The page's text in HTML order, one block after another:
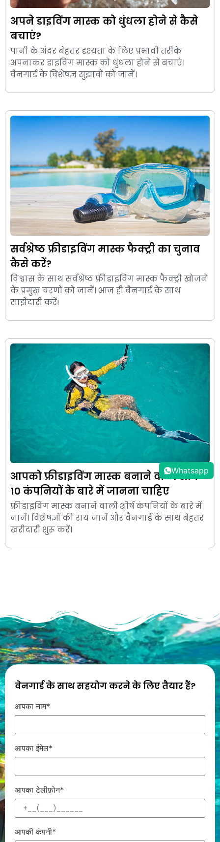
अपने डाइविंग मास्क को धुंधला होने से कैसे
बचाएं?
पानी के अंदर बेहतर दृश्यता के लिए प्रभावी तरीके
अपनाकर डाइविंग मास्क को धुंधला होने से बचाएं।
वैनगार्ड के विशेषज्ञ सुझावों को जानें।
सर्वश्रेष्ठ फ्रीडाइविंग मास्क फैक्ट्री का चुनाव
कैसे करें?
विश्वास के साथ सर्वश्रेष्ठ फ्रीडाइविंग मास्क फैक्ट्री खोजने
के प्रमुख चरणों को जानें। आज ही वैनगार्ड के साथ
साझेदारी करें!
आपको फ्रीडाइविंग मास्क बनाने वाली शीर्ष
10 कंपनियों के बारे में जानना चाहिए
फ्रीडाइविंग मास्क बनाने वाली शीर्ष कंपनियों के बारे में
जानें। विशेषज्ञों की राय जानें और वैनगार्ड के साथ बेहतर
खरीदारी शुरू करें।
वेनगार्ड के साथ सहयोग करने के लिए तैयार हैं?
आपका नाम*
आपका ईमेल*
आपका टेलीफ़ोन*
आपकी कंपनी*
Whatsapp